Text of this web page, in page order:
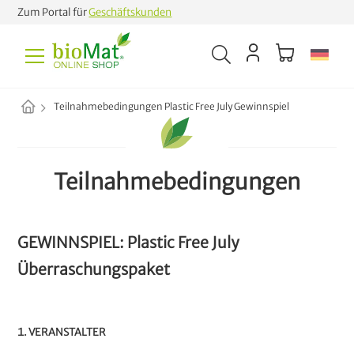
Zum Portal fürGeschäftskunden
Teilnahmebedingungen Plastic Free July Gewinnspiel
Teilnahmebedingungen
GEWINNSPIEL: Plastic Free July
Überraschungspaket
1. VERANSTALTER